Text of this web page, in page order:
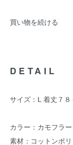
買い物を続ける
DETAIL
サイズ：Ⅼ 着丈７
カラー：カモフラ
素材：コットンポリ